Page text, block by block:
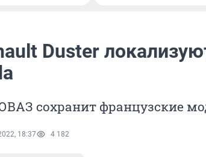
Duster
сохранит французские
18:37 4 182